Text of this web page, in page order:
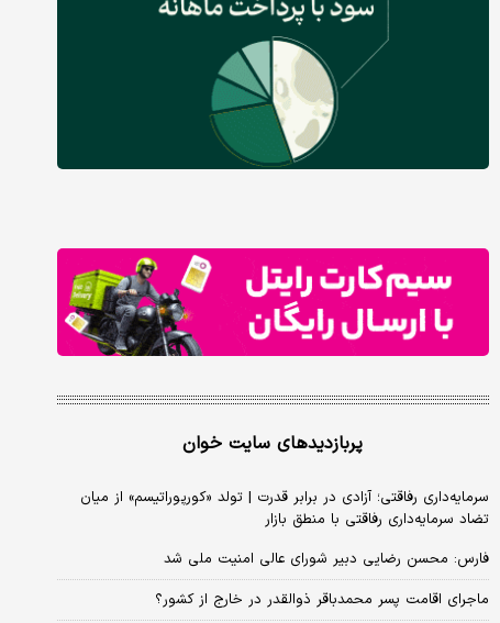
پربازدیدهای سایت خوان
سرمایه‌داری رفاقتی؛ آزادی در برابر قدرت | تولد «کورپوراتیسم» از میان
تضاد سرمایه‌داری رفاقتی با منطق بازار
فارس: محسن رضایی دبیر شورای عالی امنیت ملی شد
ماجرای اقامت پسر محمدباقر ذوالقدر در خارج از کشور؟